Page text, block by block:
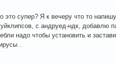
это супер? Я к вечеру что то
с андруед-ндк, добавлю
надо чтобы установить и
.